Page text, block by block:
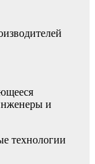
и
технологии